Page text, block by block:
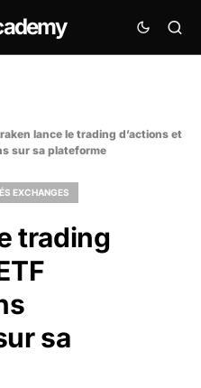
lance le trading d’actions et
sur sa plateforme
EXCHANGES
trading
sa